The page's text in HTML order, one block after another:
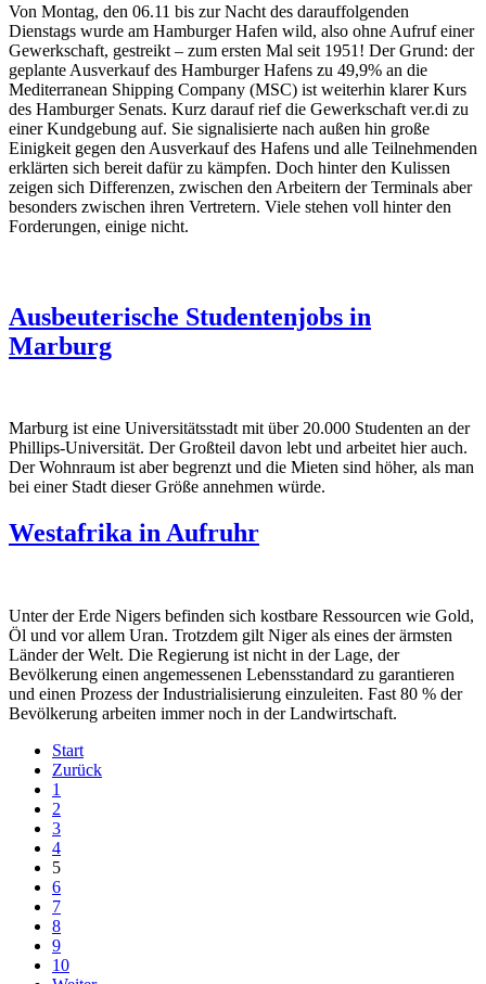
Von Montag, den 06.11 bis zur Nacht des darauffolgenden
Dienstags wurde am Hamburger Hafen wild, also ohne Aufruf einer
Gewerkschaft, gestreikt – zum ersten Mal seit 1951! Der Grund: der
geplante Ausverkauf des Hamburger Hafens zu 49,9% an die
Mediterranean Shipping Company (MSC) ist weiterhin klarer Kurs
des Hamburger Senats. Kurz darauf rief die Gewerkschaft ver.di zu
einer Kundgebung auf. Sie signalisierte nach außen hin große
Einigkeit gegen den Ausverkauf des Hafens und alle Teilnehmenden
erklärten sich bereit dafür zu kämpfen. Doch hinter den Kulissen
zeigen sich Differenzen, zwischen den Arbeitern der Terminals aber
besonders zwischen ihren Vertretern. Viele stehen voll hinter den
Forderungen, einige nicht.
Ausbeuterische Studentenjobs in
Marburg
Marburg ist eine Universitätsstadt mit über 20.000 Studenten an der
Phillips-Universität. Der Großteil davon lebt und arbeitet hier auch.
Der Wohnraum ist aber begrenzt und die Mieten sind höher, als man
bei einer Stadt dieser Größe annehmen würde.
Westafrika in Aufruhr
Unter der Erde Nigers befinden sich kostbare Ressourcen wie Gold,
Öl und vor allem Uran. Trotzdem gilt Niger als eines der ärmsten
Länder der Welt. Die Regierung ist nicht in der Lage, der
Bevölkerung einen angemessenen Lebensstandard zu garantieren
und einen Prozess der Industrialisierung einzuleiten. Fast 80 % der
Bevölkerung arbeiten immer noch in der Landwirtschaft.
Start
Zurück
1
2
3
4
5
6
7
8
9
10